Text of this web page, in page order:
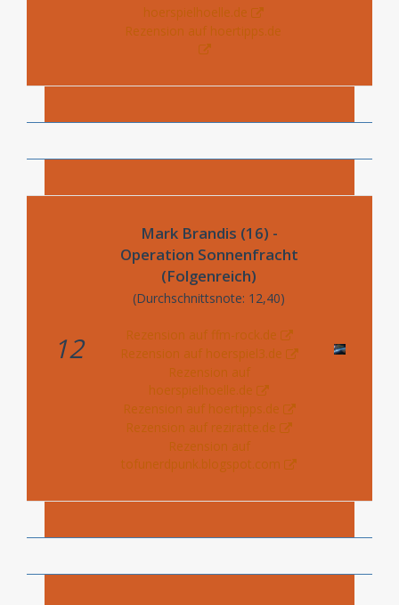
hoerspielhoelle.de
Rezension auf hoertipps.de
12
Mark Brandis (16) -
Operation Sonnenfracht
(Folgenreich)
(Durchschnittsnote: 12,40)
Rezension auf ffm-rock.de
Rezension auf hoerspiel3.de
Rezension auf
hoerspielhoelle.de
Rezension auf hoertipps.de
Rezension auf reziratte.de
Rezension auf
tofunerdpunk.blogspot.com